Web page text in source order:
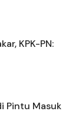
KPK-PN:
Pintu Masuk